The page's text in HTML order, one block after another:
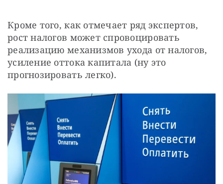
Кроме того, как отмечает ряд экспертов,
рост налогов может спровоцировать
реализацию механизмов ухода от налогов,
усиление оттока капитала (ну это
прогнозировать легко).